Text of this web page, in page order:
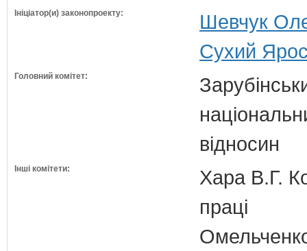
Ініціатор(и) законопроекту:
Шевчук
Сухий
Головний комітет:
відносин
Інші комітети:
Хара В.Г.
праці